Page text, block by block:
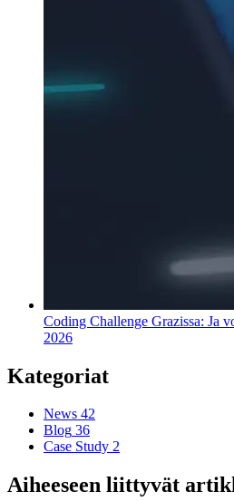
Coding Challenge Grazissa: Ja
2026
Kategoriat
News 42
Blog 36
Case Study 2
Aiheeseen liittyvät